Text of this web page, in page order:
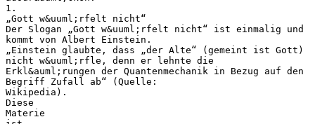
1.
„Gott w&uuml;rfelt nicht“
Der Slogan „Gott w&uuml;rfelt nicht“ ist einmalig und
kommt von Albert Einstein.
„Einstein glaubte, dass „der Alte“ (gemeint ist Gott)
nicht w&uuml;rfle, denn er lehnte die
Erkl&auml;rungen der Quantenmechanik in Bezug auf den
Begriff Zufall ab“ (Quelle:
Wikipedia).
Diese
Materie